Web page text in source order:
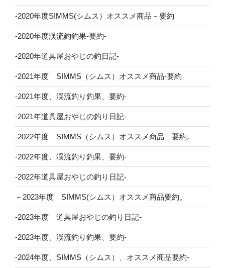
-2020年度SIMMS(シムス）オススメ商品－要約
-2020年度渓流釣釣果-要約-
-2020年道具屋おやじの釣日記-
-2021年度 SIMMS（シムス）オススメ商品-要約
-2021年度、渓流釣り釣果、要約-
-2021年道具屋おやじの釣り日記-
-2022年度 SIMMS（シムス）オススメ商品 要約。
-2022年度、渓流釣り釣果、要約-
-2022年道具屋おやじの釣り日記-
－2023年度 SIMMS(シムス）オススメ商品要約。
-2023年度 道具屋おやじの釣り日記-
-2023年度、渓流釣り釣果、要約-
-2024年度、SIMMS（シムス）、オススメ商品要約-